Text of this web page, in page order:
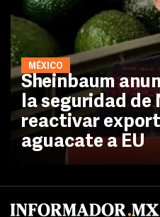
MÉXICO
Sheinbaum
la seguridad de
reactivar
aguacate a EU